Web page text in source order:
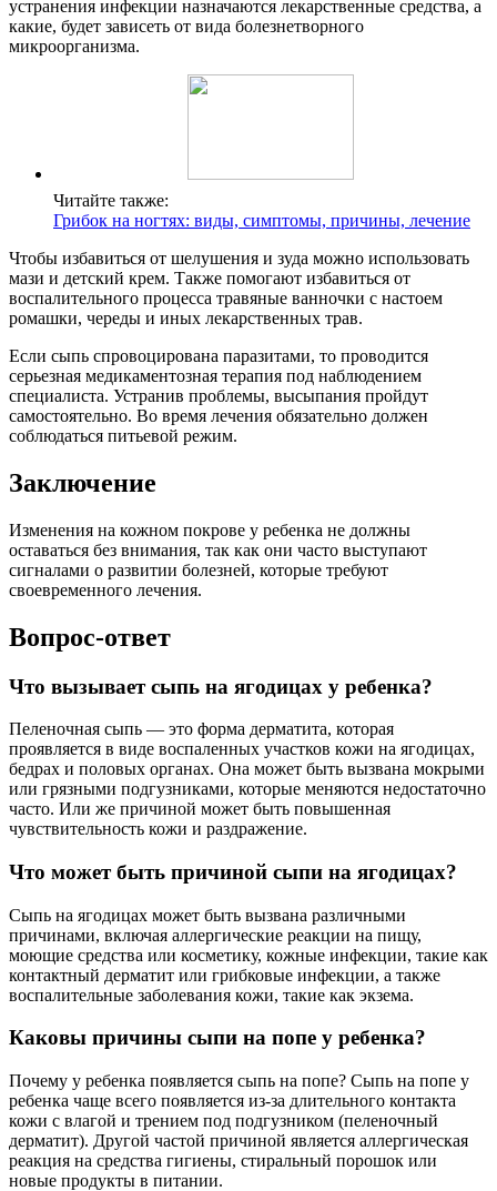
устранения инфекции назначаются лекарственные средства, а
какие, будет зависеть от вида болезнетворного
микроорганизма.
Читайте также:
Грибок на ногтях: виды, симптомы, причины, лечение
Чтобы избавиться от шелушения и зуда можно использовать
мази и детский крем. Также помогают избавиться от
воспалительного процесса травяные ванночки с настоем
ромашки, череды и иных лекарственных трав.
Если сыпь спровоцирована паразитами, то проводится
серьезная медикаментозная терапия под наблюдением
специалиста. Устранив проблемы, высыпания пройдут
самостоятельно. Во время лечения обязательно должен
соблюдаться питьевой режим.
Заключение
Изменения на кожном покрове у ребенка не должны
оставаться без внимания, так как они часто выступают
сигналами о развитии болезней, которые требуют
своевременного лечения.
Вопрос-ответ
Что вызывает сыпь на ягодицах у ребенка?
Пеленочная сыпь — это форма дерматита, которая
проявляется в виде воспаленных участков кожи на ягодицах,
бедрах и половых органах. Она может быть вызвана мокрыми
или грязными подгузниками, которые меняются недостаточно
часто. Или же причиной может быть повышенная
чувствительность кожи и раздражение.
Что может быть причиной сыпи на ягодицах?
Сыпь на ягодицах может быть вызвана различными
причинами, включая аллергические реакции на пищу,
моющие средства или косметику, кожные инфекции, такие как
контактный дерматит или грибковые инфекции, а также
воспалительные заболевания кожи, такие как экзема.
Каковы причины сыпи на попе у ребенка?
Почему у ребенка появляется сыпь на попе? Сыпь на попе у
ребенка чаще всего появляется из-за длительного контакта
кожи с влагой и трением под подгузником (пеленочный
дерматит). Другой частой причиной является аллергическая
реакция на средства гигиены, стиральный порошок или
новые продукты в питании.